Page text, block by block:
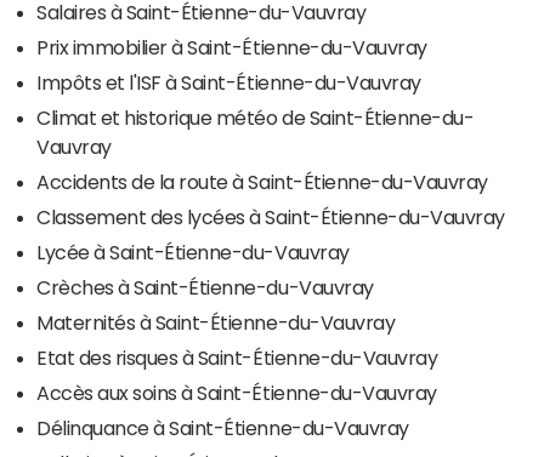
Salaires à Saint-Étienne-du-Vauvray
Prix immobilier à Saint-Étienne-du-Vauvray
Impôts et l'ISF à Saint-Étienne-du-Vauvray
Climat et historique météo de Saint-Étienne-du-
Vauvray
Accidents de la route à Saint-Étienne-du-Vauvray
Classement des lycées à Saint-Étienne-du-Vauvray
Lycée à Saint-Étienne-du-Vauvray
Crèches à Saint-Étienne-du-Vauvray
Maternités à Saint-Étienne-du-Vauvray
Etat des risques à Saint-Étienne-du-Vauvray
Accès aux soins à Saint-Étienne-du-Vauvray
Délinquance à Saint-Étienne-du-Vauvray